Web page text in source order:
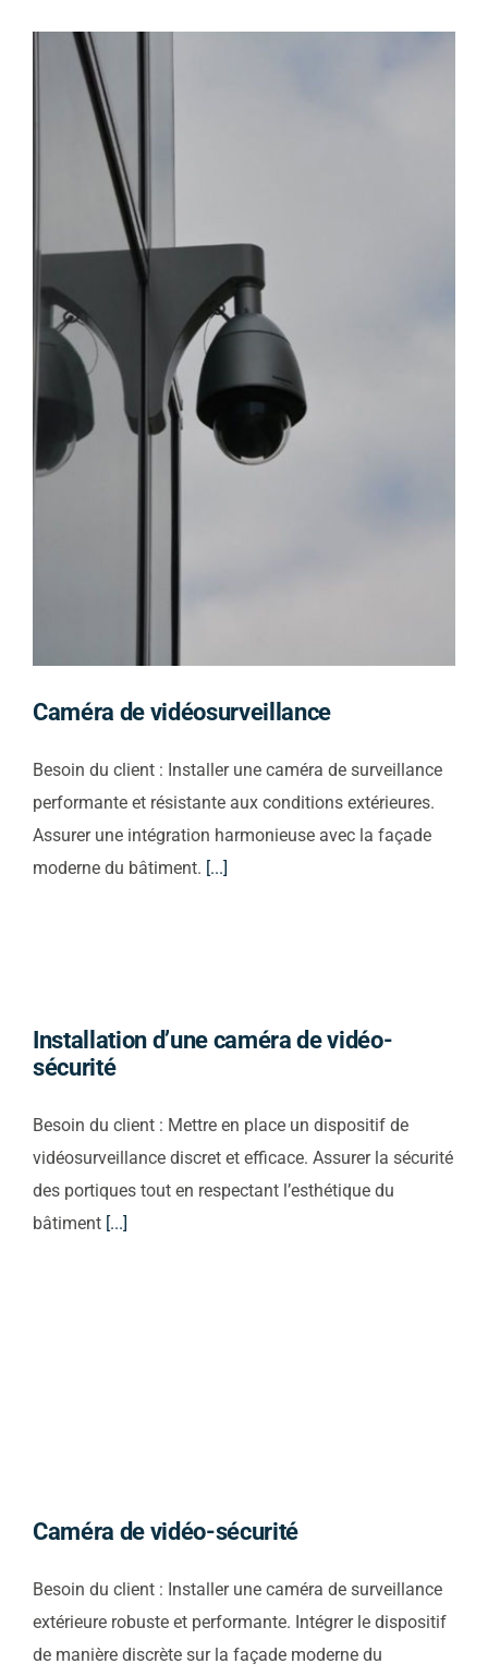
Caméra de vidéosurveillance
Besoin du client : Installer une caméra de surveillance
performante et résistante aux conditions extérieures.
Assurer une intégration harmonieuse avec la façade
moderne du bâtiment. [...]
Installation d’une caméra de vidéo-
sécurité
Besoin du client : Mettre en place un dispositif de
vidéosurveillance discret et efficace. Assurer la sécurité
des portiques tout en respectant l’esthétique du
bâtiment [...]
Caméra de vidéo-sécurité
Besoin du client : Installer une caméra de surveillance
extérieure robuste et performante. Intégrer le dispositif
de manière discrète sur la façade moderne du
Contact
Télécharger notre
brochure
Appelez nous